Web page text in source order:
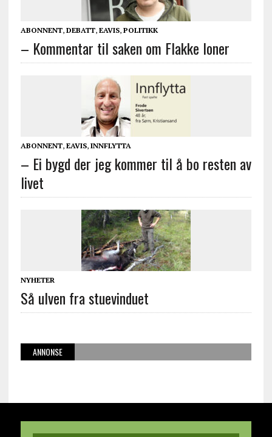
ABONNENT, DEBATT, EAVIS, POLITIKK
– Kommentar til saken om Flakke loner
ABONNENT, EAVIS, INNFLYTTA
– Ei bygd der jeg kommer til å bo resten av
livet
NYHETER
Så ulven fra stuevinduet
ANNONSE